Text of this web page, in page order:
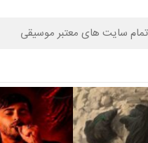
سایت های معتبر موسیقی